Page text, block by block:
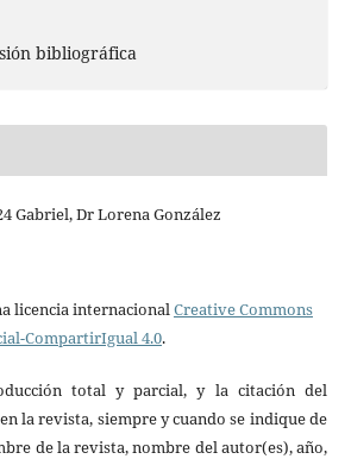
bibliográfica
Gabriel, Dr Lorena González
licencia internacionalCreative Commons
CompartirIgual 4.0.
total y parcial, y la citación del
la revista, siempre y cuando se indique de
de la revista, nombre del autor(es), año,